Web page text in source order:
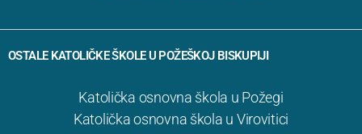
OSTALE KATOLIČKE ŠKOLE U POŽEŠKOJ BISKUPIJI
Katolička osnovna škola u Požegi
Katolička osnovna škola u Virovitici